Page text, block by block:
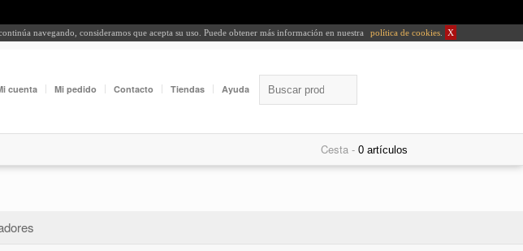
navegando, consideramos que acepta su uso. Puede obtener más información en nuestra política de cookies X
cuenta Mi pedido Contacto Tiendas Ayuda
Cesta -